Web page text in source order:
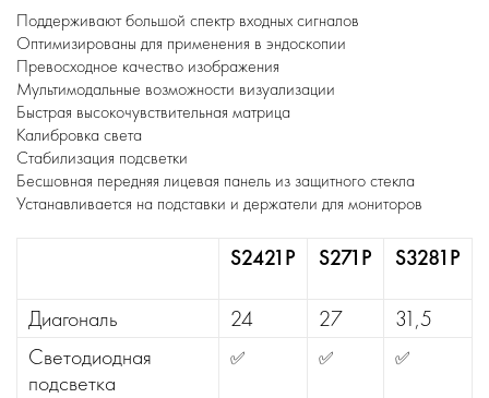
Поддерживают большой спектр входных сигналов
Оптимизированы для применения в эндоскопии
Превосходное качество изображения
Мультимодальные возможности визуализации
Быстрая высокочувствительная матрица
Калибровка света
Стабилизация подсветки
Бесшовная передняя лицевая панель из защитного стекла
Устанавливается на подставки и держатели для мониторов
S2421P S271P S3281P
Диагональ 24 27
31,5
Светодиодная
подсветка
✅ ✅ ✅